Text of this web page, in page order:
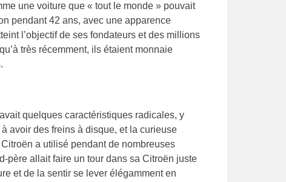
une voiture que « tout le monde » pouvait
pendant 42 ans, avec une apparence
l’objectif de ses fondateurs et des millions
très récemment, ils étaient monnaie
quelques caractéristiques radicales, y
avoir des freins à disque, et la curieuse
a utilisé pendant de nombreuses
père allait faire un tour dans sa Citroën juste
et de la sentir se lever élégamment en